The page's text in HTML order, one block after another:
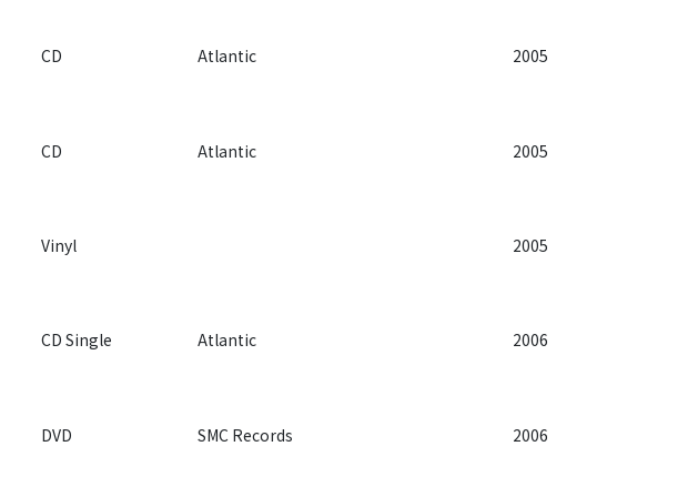
CD Atlantic 2005
CD Atlantic 2005
Vinyl 2005
CD Single Atlantic 2006
DVD SMC Records 2006